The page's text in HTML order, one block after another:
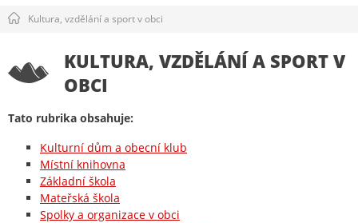
Kultura, vzdělání a sport v obci
KULTURA, VZDĚLÁNÍ A SPORT V
OBCI
Tato rubrika obsahuje:
Kulturní dům a obecní klub
Místní knihovna
Základní škola
Mateřská škola
Spolky a organizace v obci